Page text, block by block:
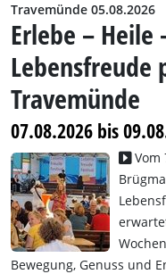
Travemünde 05.08.2026
Erlebe – Heile
Lebensfreude
Travemünde
07.08.2026 bis
Vom
Bewegung, Genuss und